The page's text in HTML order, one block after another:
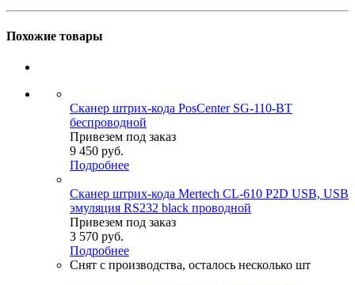
Похожие товары
Сканер штрих-кода PosCenter SG-110-BT
беспроводной
Привезем под заказ
9 450 руб.
Подробнее
Сканер штрих-кода Mertech CL-610 P2D USB, USB
эмуляция RS232 black проводной
Привезем под заказ
3 570 руб.
Подробнее
Снят с производства, осталось несколько шт